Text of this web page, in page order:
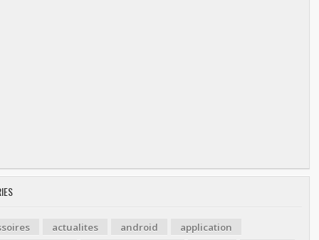
actualites android
application